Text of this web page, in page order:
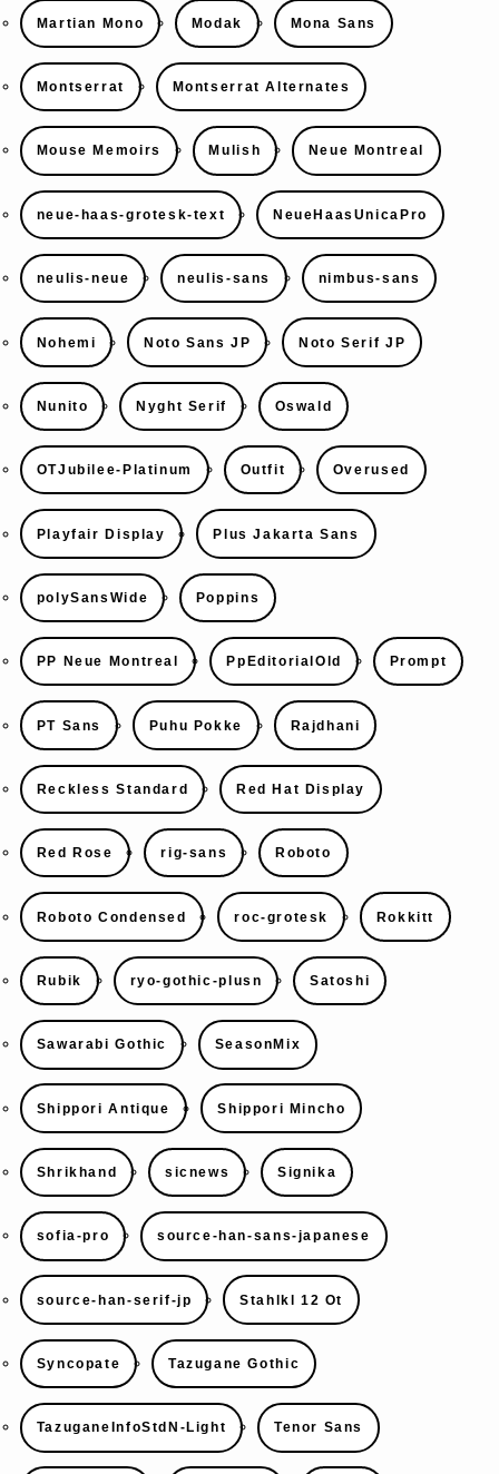
Martian Mono Modak Mona Sans
Montserrat Montserrat Alternates
Mouse Memoirs Mulish Neue Montreal
neue-haas-grotesk-text NeueHaasUnicaPro
neulis-neue neulis-sans nimbus-sans
Nohemi Noto Sans JP Noto Serif JP
Nunito Nyght Serif Oswald
OTJubilee-Platinum Outfit Overused
Playfair Display Plus Jakarta Sans
polySansWide Poppins
PP Neue Montreal PpEditorialOld Prompt
PT Sans Puhu Pokke Rajdhani
Reckless Standard Red Hat Display
Red Rose rig-sans Roboto
Roboto Condensed roc-grotesk Rokkitt
Rubik ryo-gothic-plusn Satoshi
Sawarabi Gothic SeasonMix
Shippori Antique Shippori Mincho
Shrikhand sicnews Signika
sofia-pro source-han-sans-japanese
source-han-serif-jp Stahlkl 12 Ot
Syncopate Tazugane Gothic
TazuganeInfoStdN-Light Tenor Sans